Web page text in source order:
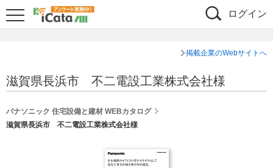
ログイン
掲載企業のWebサイトへ
滋賀県長浜市 不二電設工業株式会社様
パナソニック 住宅設備と建材 WEBカタログ
滋賀県長浜市 不二電設工業株式会社様